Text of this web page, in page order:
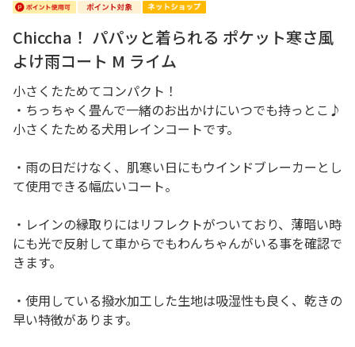
Chiccha！ パパッと着られる ポケット寒さ風
よけ雨コート M ライム
小さくたためてコンパクト！
・ちっちゃく畳んで一緒のお出かけにいつでも持っとこ♪
小さくたためる犬用レインコートです。
・雨の日だけなく、肌寒い日にもウインドブレーカーとし
て使用できる幅広いコート。
・レインの縁取りにはリフレクトがついており、薄暗い時
にも光で反射して車からでもわんちゃんがいる事を確認で
きます。
・使用している撥水加工した生地は吸湿性も良く、乾きの
早い特徴があります。